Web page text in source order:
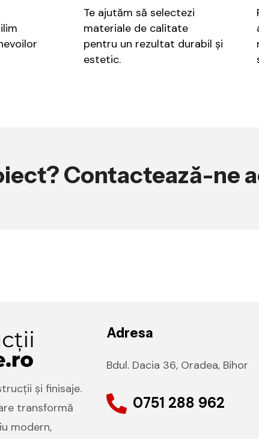
Te ajutăm să selectezi
materiale de calitate
pentru un rezultat durabil și
estetic.
Contactează-ne
și finisaje.
transformă
modern,
Adresa
Bdul. Dacia 36, Oradea, Bihor
0751 288 962